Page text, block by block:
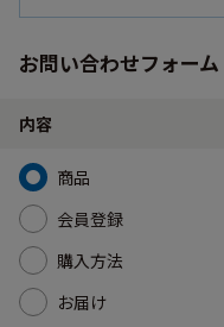
お問い合わせフォーム
内容
商品
会員登録
購入方法
お届け